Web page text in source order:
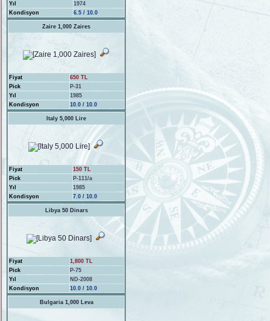
Yıl
1974
Kondisyon
6.5 / 10.0
Zaire 1,000 Zaires
Fiyat
650 TL
Pick
P-31
Yıl
1985
Kondisyon
10.0 / 10.0
Italy 5,000 Lire
Fiyat
150 TL
Pick
P-111/a
Yıl
1985
Kondisyon
7.0 / 10.0
Libya 50 Dinars
Fiyat
1,800 TL
Pick
P-75
Yıl
ND-2008
Kondisyon
10.0 / 10.0
Bulgaria 1,000 Leva